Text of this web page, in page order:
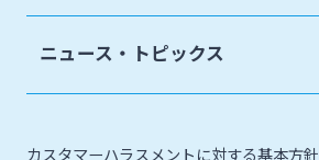
ニュース・トピックス
カスタマーハラスメントに対する基本方針